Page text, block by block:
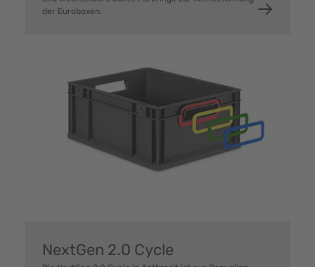
der Euroboxen.
NextGen 2.0 Cycle